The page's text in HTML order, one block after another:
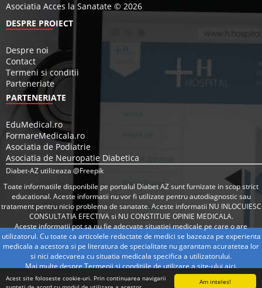
Am inteles!
Acest site foloseste cookie-uri. Prin continuarea navigarii
Asociatia Acces la Sanatate © 2026
DESPRE PROIECT
Despre noi
Contact
Termeni si conditii
Parteneriate
PARTENERIATE
EduMedical.ro
FormareMedicala.ro
Asociatia de Podiatrie
Asociatia de Neuropatie Diabetica
Diabet-AZ utilizeaza @Freepik
Toate informatiile disponibile pe portalul Diabet AZ sunt furnizate in scop strict
educational. Aceste informatii nu vor fi utilizate pentru autodiagnostic sau
tratament pentru nicio problema de sanatate. Aceste informatii NU INLOCUIESC
CONSULTATIA EFECTIVA si NU CONSTITUIE OPINIE MEDICALA.
Aceste informatii pot sa nu fie adecvate situatiei medicale pe care o are
utilizatorul. Cu toate ca articolele redactate de medici se bazeaza pe experienta
medicala a acestora si pe literatura de specialitate nu garantam acuratetea lor
si nici adecvarea cu situatia medicala specifica a utilizatorului.
Mai multe despre Termenii si conditiile de utilizare a site-uluiaici.